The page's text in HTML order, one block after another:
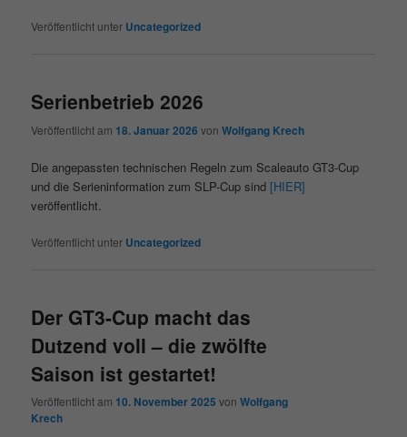
Veröffentlicht unter Uncategorized
Serienbetrieb 2026
Veröffentlicht am 18. Januar 2026 vonWolfgang Krech
Die angepassten technischen Regeln zum Scaleauto GT3-Cup
und die Serieninformation zum SLP-Cup sind [HIER]
veröffentlicht.
Veröffentlicht unter Uncategorized
Der GT3-Cup macht das
Dutzend voll – die zwölfte
Saison ist gestartet!
Veröffentlicht am 10. November 2025 vonWolfgang
Krech